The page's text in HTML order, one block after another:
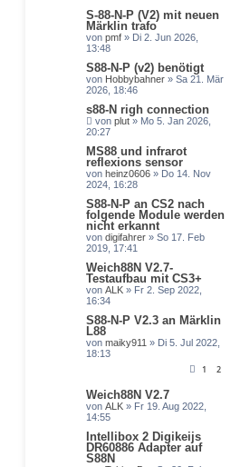
S-88-N-P (V2) mit neuen
Märklin trafo
von pmf » Di 2. Jun 2026,
13:48
S88-N-P (v2) benötigt
von Hobbybahner » Sa 21. Mär
2026, 18:46
s88-N righ connection
von plut » Mo 5. Jan 2026,
20:27
MS88 und infrarot
reflexions sensor
von heinz0606 » Do 14. Nov
2024, 16:28
S88-N-P an CS2 nach
folgende Module werden
nicht erkannt
von digifahrer » So 17. Feb
2019, 17:41
Weich88N V2.7-
Testaufbau mit CS3+
von ALK » Fr 2. Sep 2022,
16:34
S88-N-P V2.3 an Märklin
L88
von maiky911 » Di 5. Jul 2022,
18:13
1 2
Weich88N V2.7
von ALK » Fr 19. Aug 2022,
14:55
Intellibox 2 Digikeijs
DR60886 Adapter auf
S88N